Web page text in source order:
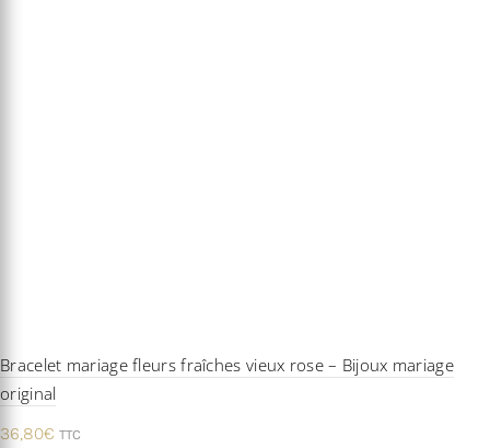
Bracelet mariage fleurs fraîches vieux rose – Bijoux mariage
original
36,80€ TTC